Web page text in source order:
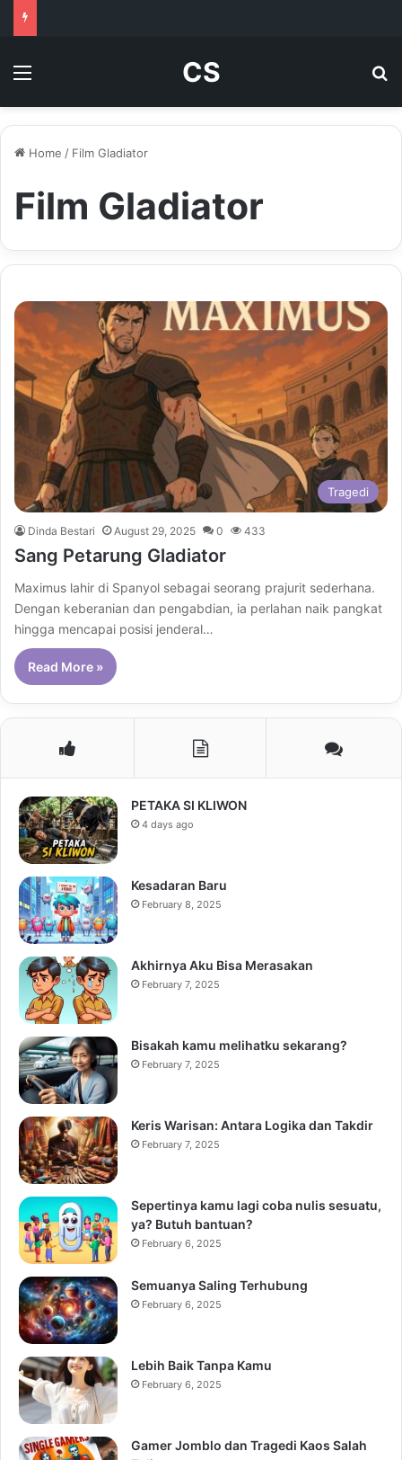
Menu CS
Home / Film Gladiator
Film Gladiator
Tragedi
Dinda Bestari August 29, 2025 0 433
Sang Petarung Gladiator
Maximus lahir di Spanyol sebagai seorang prajurit sederhana.
Dengan keberanian dan pengabdian, ia perlahan naik pangkat
hingga mencapai posisi jenderal…
Read More »
PETAKA SI KLIWON
4 days ago
Kesadaran Baru
February 8, 2025
Akhirnya Aku Bisa Merasakan
February 7, 2025
Bisakah kamu melihatku sekarang?
February 7, 2025
Keris Warisan: Antara Logika dan Takdir
February 7, 2025
Sepertinya kamu lagi coba nulis sesuatu,
ya? Butuh bantuan?
February 6, 2025
Semuanya Saling Terhubung
February 6, 2025
Lebih Baik Tanpa Kamu
February 6, 2025
Gamer Jomblo dan Tragedi Kaos Salah